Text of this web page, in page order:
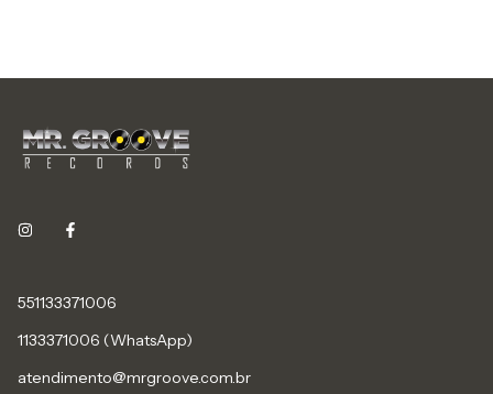
551133371006
1133371006 (WhatsApp)
atendimento@mrgroove.com.br